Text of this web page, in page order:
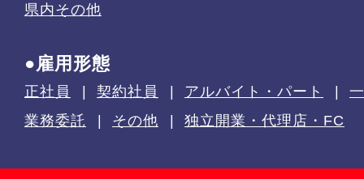
県内その他
●雇用形態
正社員 契約社員 アルバイト・パート
業務委託
その他 独立開業・代理店・FC